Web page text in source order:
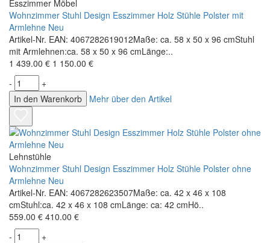
Esszimmer Möbel
Wohnzimmer Stuhl Design Esszimmer Holz Stühle Polster mit
Armlehne Neu
Artikel-Nr. EAN: 4067282619012Maße: ca. 58 x 50 x 96 cmStuhl
mit Armlehnen:ca. 58 x 50 x 96 cmLänge:..
1 439.00 € 1 150.00 €
-
+
In den Warenkorb
Mehr über den Artikel
Lehnstühle
Wohnzimmer Stuhl Design Esszimmer Holz Stühle Polster ohne
Armlehne Neu
Artikel-Nr. EAN: 4067282623507Maße: ca. 42 x 46 x 108
cmStuhl:ca. 42 x 46 x 108 cmLänge: ca: 42 cmHö..
559.00 € 410.00 €
-
+